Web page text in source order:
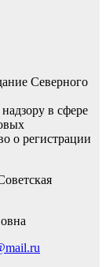
Северного
в сфере
о регистрации